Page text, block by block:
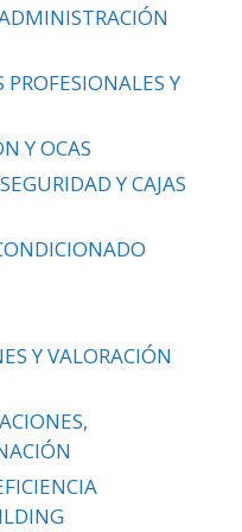
Y
Y OCAS
Y CAJAS
Y VALORACIÓN